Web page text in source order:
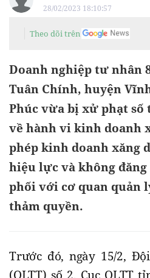
28/02/2023 18:10:57
Theo dõi trên
Doanh nghiệp tư nhân
Tuân Chính, huyện
Phúc vừa bị xử phạt số
về hành vi kinh doanh
phép kinh doanh xăng
hiệu lực và không
phối với cơ quan quản
thảm quyền.
Trước đó, ngày 15/2,
(QLTT) số 2, Cục QLTT